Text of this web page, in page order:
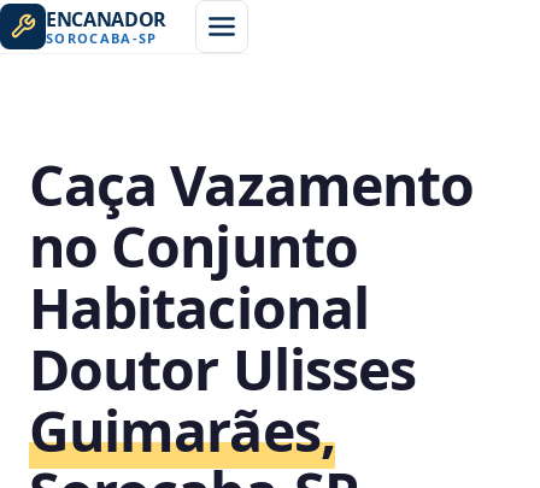
ENCANADOR
SOROCABA -SP
Caça Vazamento
no Conjunto
Habitacional
Doutor Ulisses
Guimarães,